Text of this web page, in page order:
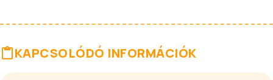
KAPCSOLÓDÓ INFORMÁCIÓK